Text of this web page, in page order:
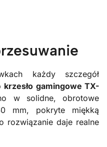
każdy szczegół
krzesło gamingowe TX-
w solidne, obrotowe
mm, pokryte miękką
rozwiązanie daje realne